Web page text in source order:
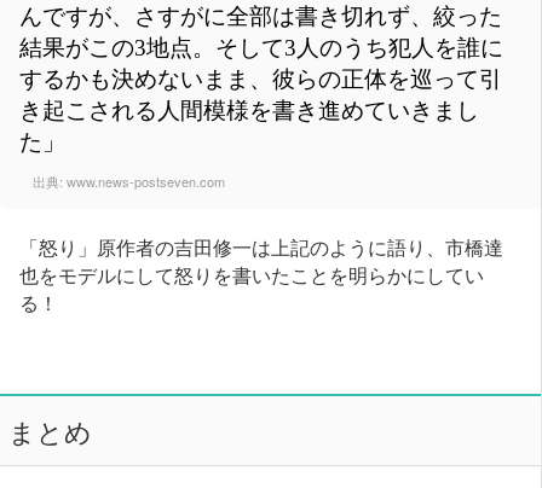
んですが、さすがに全部は書き切れず、絞った
結果がこの3地点。そして3人のうち犯人を誰に
するかも決めないまま、彼らの正体を巡って引
き起こされる人間模様を書き進めていきまし
た」
出典: www.news-postseven.com
「怒り」原作者の吉田修一は上記のように語り、市橋達
也をモデルにして怒りを書いたことを明らかにしてい
る！
まとめ